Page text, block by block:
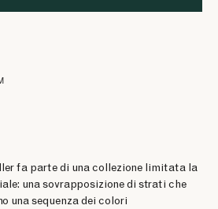
fa parte di una collezione limitata la
una sovrapposizione di strati che
una sequenza dei colori